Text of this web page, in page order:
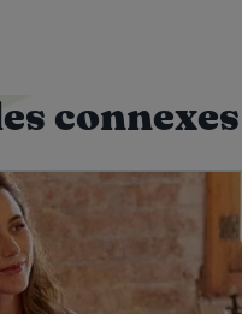
connexes